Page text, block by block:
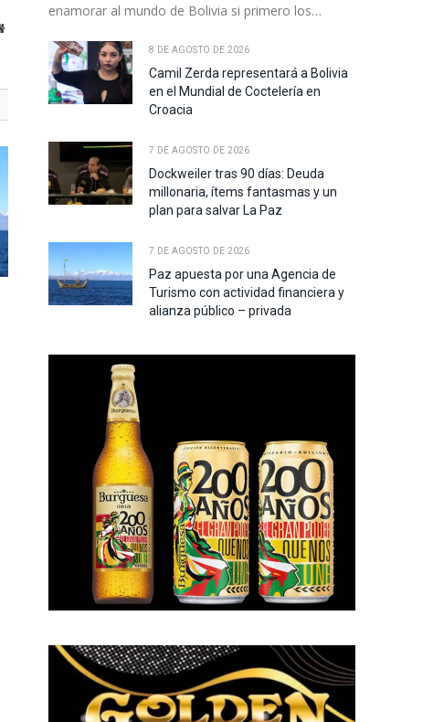
Website
enamorar al mundo de Bolivia si primero los…
8 DE AGOSTO DE 2026
Camil Zerda representará a Bolivia
en el Mundial de Coctelería en
Croacia
7 DE AGOSTO DE 2026
Dockweiler tras 90 días: Deuda
millonaria, ítems fantasmas y un
plan para salvar La Paz
7 DE AGOSTO DE 2026
Paz apuesta por una Agencia de
Turismo con actividad financiera y
alianza público – privada